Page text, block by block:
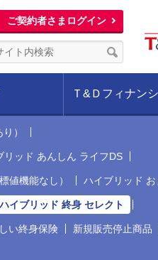
ご契約者さまログイン
Ｔ&Ｄフィナン
）
リッド あんしん ライフDS
値機能なし） ハイブリッド
ハイブリッド 終身 セレクト
い終身保険 新規販売停止商品